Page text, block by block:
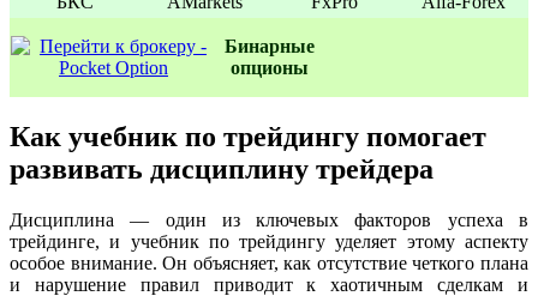
Бинаpные
oпционы
Как учебник по трейдингу помогает
развивать дисциплину трейдера
Дисциплина — один из ключевых факторов успеха в
трейдинге, и учебник по трейдингу уделяет этому аспекту
особое внимание. Он объясняет, как отсутствие четкого плана
и нарушение правил приводит к хаотичным сделкам и